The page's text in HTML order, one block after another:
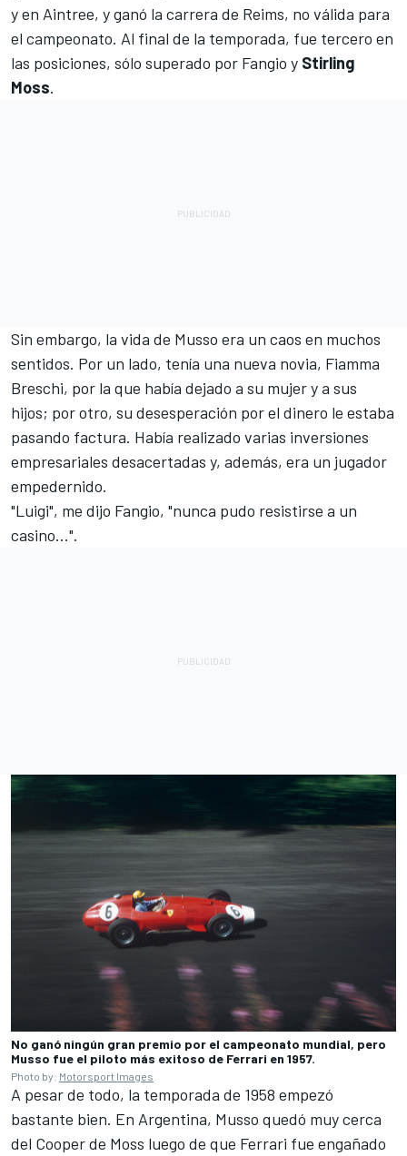
y en Aintree, y ganó la carrera de Reims, no válida para
el campeonato. Al final de la temporada, fue tercero en
las posiciones, sólo superado por Fangio y Stirling
Moss.
Sin embargo, la vida de Musso era un caos en muchos
sentidos. Por un lado, tenía una nueva novia, Fiamma
Breschi, por la que había dejado a su mujer y a sus
hijos; por otro, su desesperación por el dinero le estaba
pasando factura. Había realizado varias inversiones
empresariales desacertadas y, además, era un jugador
empedernido.
"Luigi", me dijo Fangio, "nunca pudo resistirse a un
casino...".
No ganó ningún gran premio por el campeonato mundial, pero
Musso fue el piloto más exitoso de Ferrari en 1957.
Photo by: Motorsport Images
A pesar de todo, la temporada de 1958 empezó
bastante bien. En Argentina, Musso quedó muy cerca
del Cooper de Moss luego de que Ferrari fue engañado